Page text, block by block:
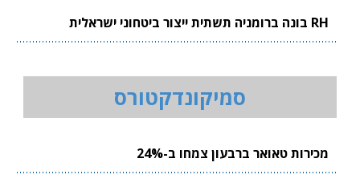
RH בונה ברומניה תשתית ייצור ביטחוני ישראלית
סמיקונדקטורס
מכירות טאואר ברבעון צמחו ב-24%